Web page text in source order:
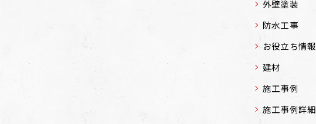
外壁塗装
防水工事
お役立ち情報
建材
施工事例
施工事例詳細